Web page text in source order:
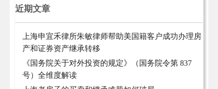
近期文章
上海申宜禾律所朱敏律师帮助美国籍客户成功办理房
产和证券资产继承转移
《国务院关于对外投资的规定》（国务院令第 837
号）全维度解读